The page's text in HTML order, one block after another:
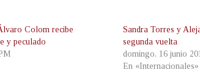
Colom recibe
y peculado
Sandra Torres y
segunda vuelta
domingo, 16 junio
En «Internacionales»